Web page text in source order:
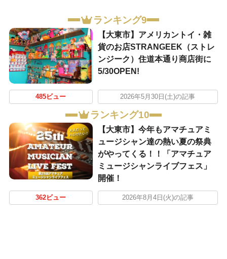
ランキング9
【大東市】アメリカントイ・雑
貨のお店STRANGEEK（ストレ
ンジーク）住道本通り商店街に
5/30OPEN!
485ビュー 2026年5月30日(土)の記事
ランキング10
【大東市】今年もアマチュアミ
ュージシャン達の熱い夏の祭典
がやってくる！！「アマチュア
ミュージシャンライブフェス」
開催！
362ビュー 2026年8月4日(火)の記事